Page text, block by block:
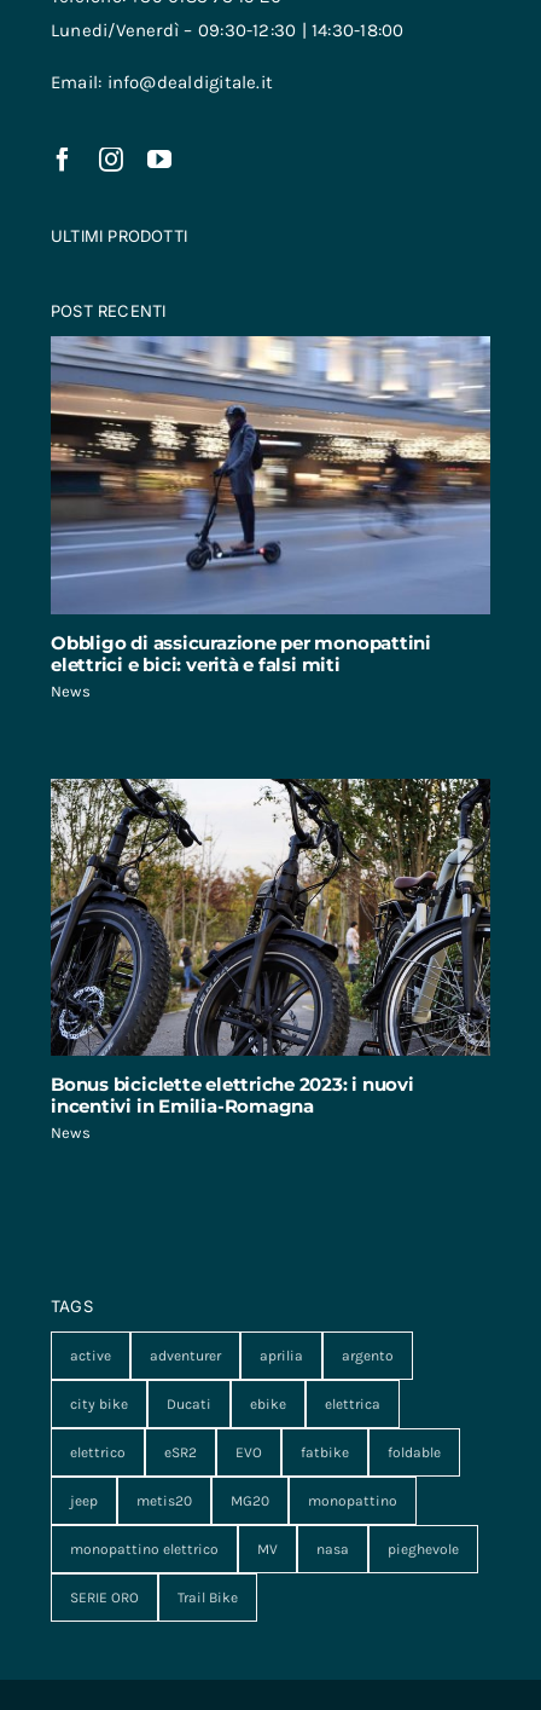
Lunedi/Venerdì – 09:30-12:30 | 14:30-18:00
Email: info@dealdigitale.it
ULTIMI PRODOTTI
POST RECENTI
Obbligo di assicurazione per monopattini
elettrici e bici: verità e falsi miti
News
Bonus biciclette elettriche 2023: i nuovi
incentivi in Emilia-Romagna
News
TAGS
active adventurer aprilia argento
city bike Ducati ebike elettrica
elettrico eSR2 EVO fatbike foldable
jeep metis20 MG20 monopattino
monopattino elettrico MV nasa pieghevole
SERIE ORO Trail Bike